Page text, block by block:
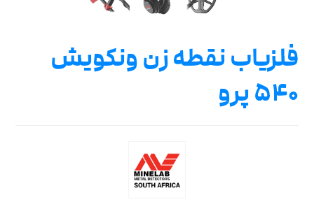
فلزیاب نقطه زن ونکویش
۵۴۰ پرو